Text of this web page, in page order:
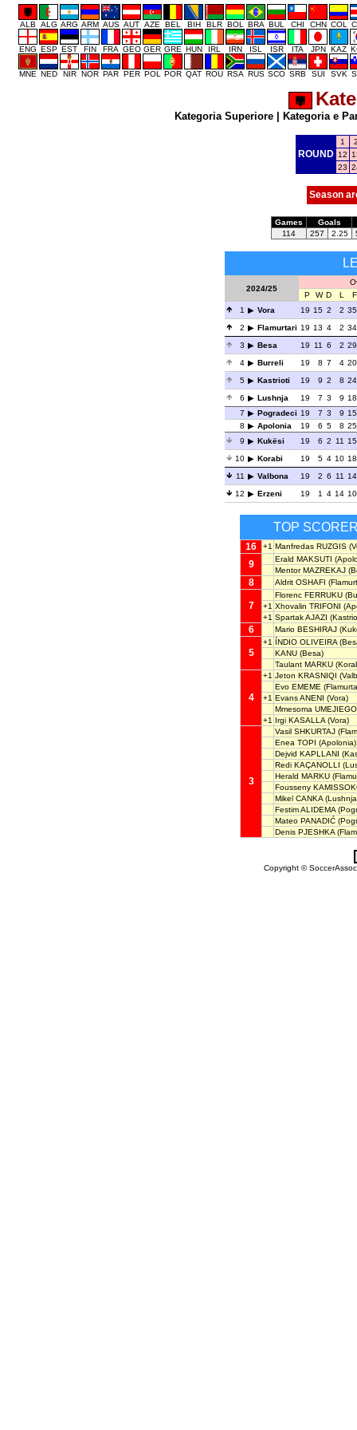
ALB ALG ARG ARM AUS AUT AZE BEL BIH BLR BOL BRA BUL CHI CHN COL
ENG ESP EST FIN FRA GEO GER GRE HUN IRL IRN ISL ISR ITA JPN KAZ
MNE NED NIR NOR PAR PER POL POR QAT ROU RSA RUS SCO SRB SUI SVK
Kategoria Superiore Kategoria e
ROUND
1
12
23
Season
Games
Goals
114
257 2.25
2024/25
P
W D L
F
1
Vora 19 15 2 2 35
2
Flamurtari 19 13 4 2 34
3
Besa 19 11 6 2 29
4
Burreli 19 8 7 4 20
5
Kastrioti 19 9 2 8 24
6
Lushnja 19 7 3 9 18
7
Pogradeci 19 7 3 9 15
8
Apolonia 19 6 5 8 25
9
Kukësi 19 6 2 11 15
10
Korabi 19 5 4 10 18
11
Valbona 19 2 6 11 14
12
Erzeni 19 1 4 14 10
TOP
16 +1 Manfredas RUZGIS
9 Erald MAKSUTI
Mentor MAZREKAJ
8 Aldrit OSHAFI
7
Florenc FERRUKU
+1 Xhovalin TRIFONI
+1 Spartak AJAZI
6 Mario BESHIRAJ
5
+1 ÍNDIO OLIVEIRA
KANU (Besa)
Taulant MARKU
4
+1 Jeton KRASNIQI
Evo EMEME
+1 Evans ANENI (Vora)
Mmesoma UMEJIEGO
+1 Irgi KASALLA (Vora)
3
Vasil SHKURTAJ
Enea TOPI (Apolonia)
Dejvid KAPLLANI
Redi KAÇANOLLI
Herald MARKU
Fousseny
Mikel CANKA
Festim ALIDEMA
Mateo PANADIĆ
Denis PJESHKA
Copyright ©